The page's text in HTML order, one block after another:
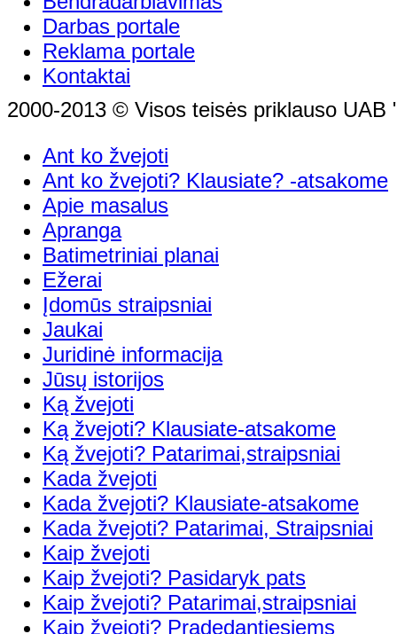
Darbas portale
Reklama portale
Kontaktai
2000-2013 © Visos teisės priklauso UAB
Ant ko žvejoti
Ant ko žvejoti? Klausiate? -atsakome
Apie masalus
Apranga
Batimetriniai planai
Ežerai
Įdomūs straipsniai
Jaukai
Juridinė informacija
Jūsų istorijos
Ką žvejoti
Ką žvejoti? Klausiate-atsakome
Ką žvejoti? Patarimai,straipsniai
Kada žvejoti
Kada žvejoti? Klausiate-atsakome
Kada žvejoti? Patarimai, Straipsniai
Kaip žvejoti
Kaip žvejoti? Pasidaryk pats
Kaip žvejoti? Patarimai,straipsniai
Kaip žvejoti? Pradedantiesiems